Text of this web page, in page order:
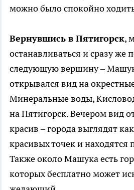
можно было спокойно
Вернувшись в Пятигорск,
останавливаться и сразу же
следующую вершину –
открывался вид на
Минеральные воды,
на Пятигорск. Вечером вид
красив – города выглядят
красивых точек и находятся
Также около Машука есть
которых бесплатно может